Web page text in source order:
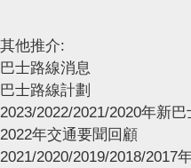
其他推介:
巴士路線消息
巴士路線計劃
2023/2022/2021/2020年新
2022年交通要聞回顧
2021/2020/2019/2018/2017